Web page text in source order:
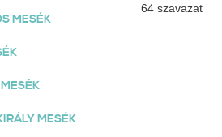
64 szavazat
MESÉK
MESÉK